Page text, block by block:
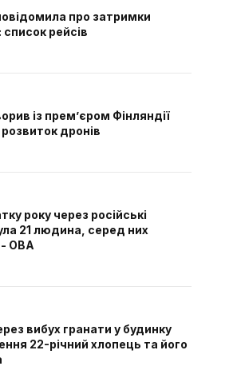
про затримки
список рейсів
із прем’єром Фінляндії
дронів
року через російські
21 людина, серед них
- ОВА
вибух гранати у будинку
22-річний хлопець та його